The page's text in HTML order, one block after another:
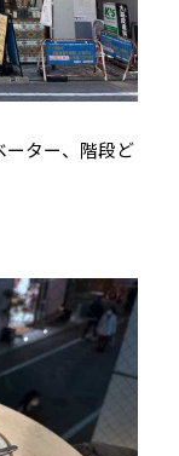
ーター、階段ど